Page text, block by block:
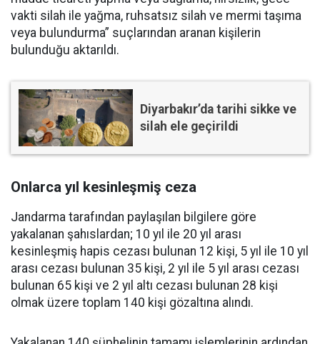
vakti silah ile yağma, ruhsatsız silah ve mermi taşıma
veya bulundurma” suçlarından aranan kişilerin
bulunduğu aktarıldı.
Diyarbakır’da tarihi sikke ve
silah ele geçirildi
Onlarca yıl kesinleşmiş ceza
Jandarma tarafından paylaşılan bilgilere göre
yakalanan şahıslardan; 10 yıl ile 20 yıl arası
kesinleşmiş hapis cezası bulunan 12 kişi, 5 yıl ile 10 yıl
arası cezası bulunan 35 kişi, 2 yıl ile 5 yıl arası cezası
bulunan 65 kişi ve 2 yıl altı cezası bulunan 28 kişi
olmak üzere toplam 140 kişi gözaltına alındı.